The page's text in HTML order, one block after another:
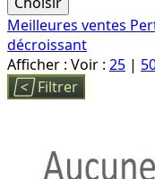
Meilleures ventes
décroissant
Afficher : Voir : 25 |
 Filtrer